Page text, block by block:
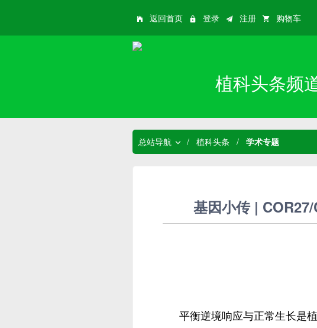
返回首页 登录 注册 购物车
植科头条频
总站导航 / 植科头条 / 学术专题
基因小传 |
平衡逆境响应与正常生长是